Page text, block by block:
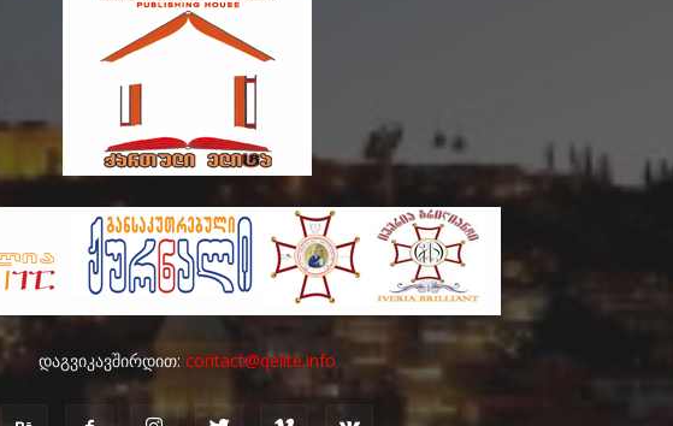
დაგვიკავშირდით: contact@qelite.info